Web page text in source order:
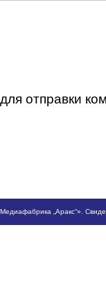
для отправки
„Аракс“».